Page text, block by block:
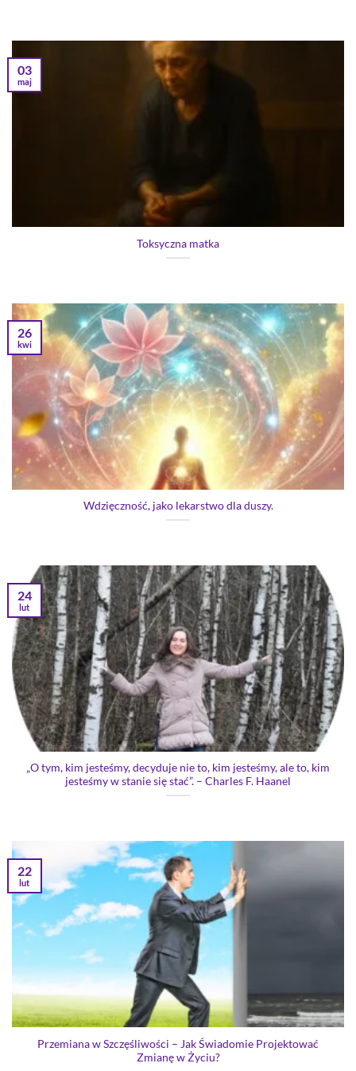
Toksyczna matka
03
maj
Wdzięczność, jako lekarstwo dla duszy.
26
kwi
„O tym, kim jesteśmy, decyduje nie to, kim jesteśmy, ale to, kim
jesteśmy w stanie się stać”. – Charles F. Haanel
24
lut
Przemiana w Szczęśliwości – Jak Świadomie Projektować
Zmianę w Życiu?
22
lut